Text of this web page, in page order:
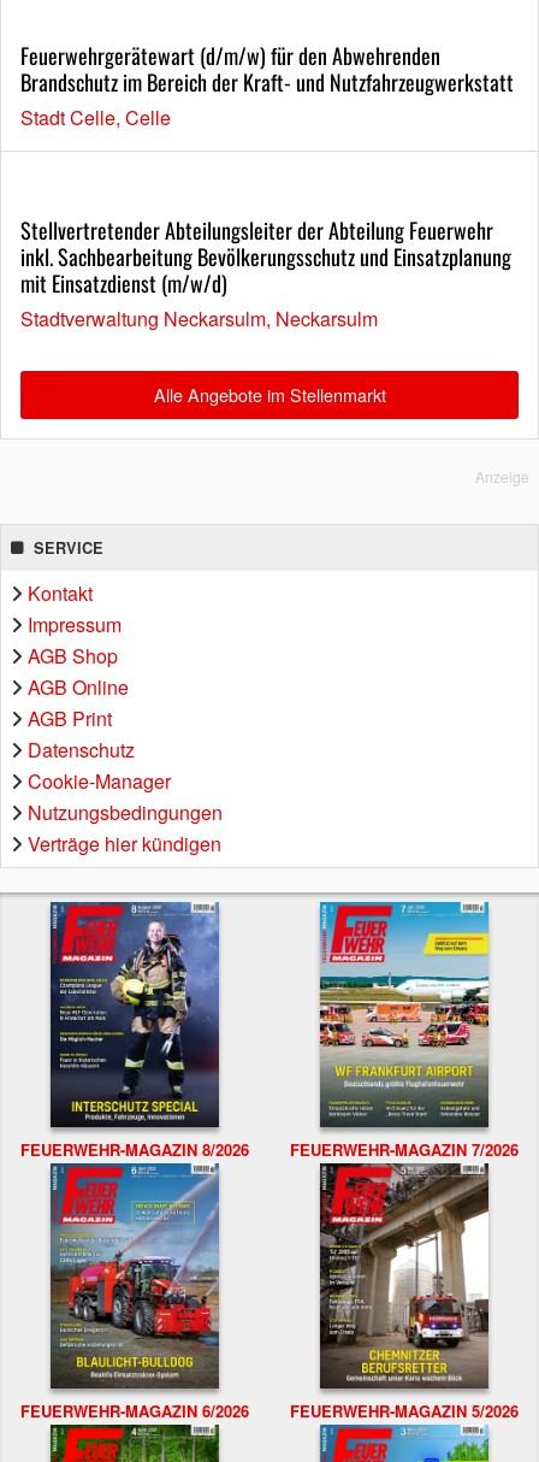
Feuerwehrgerätewart (d/m/w) für den Abwehrenden
Brandschutz im Bereich der Kraft- und Nutzfahrzeugwerkstatt
Stadt Celle, Celle
Stellvertretender Abteilungsleiter der Abteilung Feuerwehr
inkl. Sachbearbeitung Bevölkerungsschutz und Einsatzplanung
mit Einsatzdienst (m/w/d)
Stadtverwaltung Neckarsulm, Neckarsulm
Alle Angebote im Stellenmarkt
Anzeige
SERVICE
Kontakt
Impressum
AGB Shop
AGB Online
AGB Print
Datenschutz
Cookie-Manager
Nutzungsbedingungen
Verträge hier kündigen
FEUERWEHR-MAGAZIN 8/2026 FEUERWEHR-MAGAZIN 7/2026
FEUERWEHR-MAGAZIN 6/2026 FEUERWEHR-MAGAZIN 5/2026